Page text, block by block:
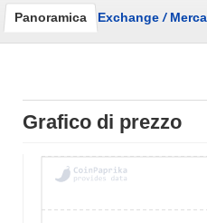
Panoramica Exchange /
Grafico di prezzo